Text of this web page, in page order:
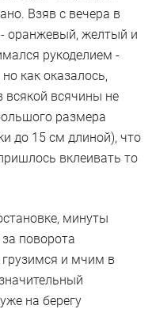
Взяв с вечера в
- оранжевый, желтый и
рукоделием -
как оказалось,
всякой всячины не
размера
до 15 см длиной), что
вклеивать то
минуты
поворота
и мчим в
на берегу